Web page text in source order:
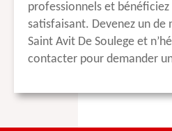
professionnels et bénéficiez
satisfaisant. Devenez un de
Saint Avit De Soulege et
contacter pour demander